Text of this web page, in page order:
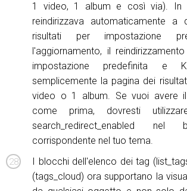
1 video, 1 album e così via). In
reindirizzava automaticamente a
risultati per impostazione
l'aggiornamento, il
impostazione predefinita e
semplicemente la pagina dei
video o 1 album. Se vuoi avere il
come prima, dovresti
search_redirect_enabled nel
corrispondente nel tuo tema.
I blocchi dell'elenco dei tag
(tags_cloud) ora supportano la